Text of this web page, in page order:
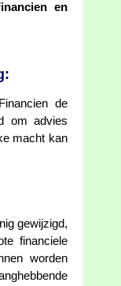
en
de
om advies
macht kan
gewijzigd,
financiele
worden